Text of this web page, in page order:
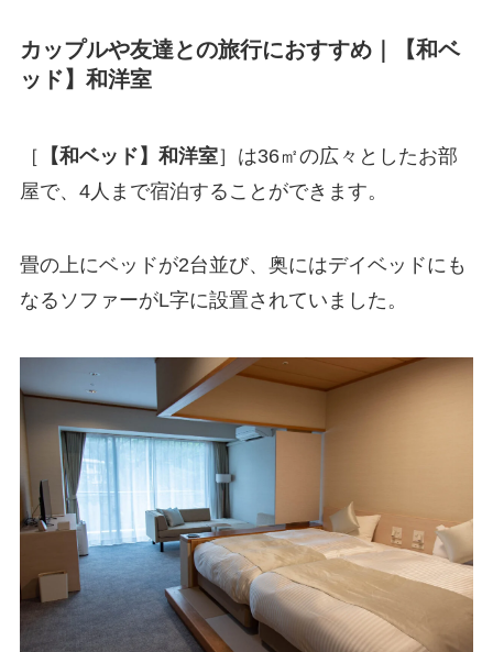
カップルや友達との旅行におすすめ｜
【和ベ
ッド】和洋室
［ 【和ベッド】和洋室］は36㎡の広々としたお部
屋で、4人まで宿泊することができます。
畳の上にベッドが2台並び、奥にはデイベッドにも
なるソファーがL字に設置されていました。